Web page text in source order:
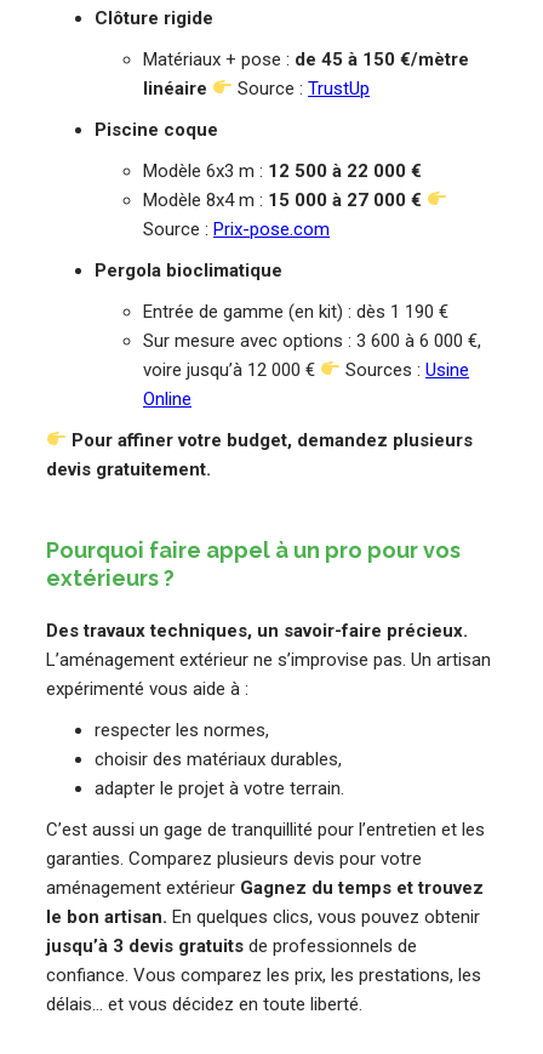
Clôture rigide
Matériaux + pose : de 45 à 150 €/mètre
linéaire
Source :TrustUp
Piscine coque
Modèle 6x3 m : 12 500 à 22 000 €
Modèle 8x4 m : 15 000 à 27 000 €
Source : Prix-pose.com
Pergola bioclimatique
Entrée de gamme (en kit) : dès 1 190 €
Sur mesure avec options : 3 600 à 6 000 €,
voire jusqu’à 12 000 €
Sources :Usine
Online
Pour affiner votre budget, demandez plusieurs
devis gratuitement.
Pourquoi faire appel à un pro pour vos
extérieurs ?
Des travaux techniques, un savoir-faire précieux.
L’aménagement extérieur ne s’improvise pas. Un artisan
expérimenté vous aide à :
respecter les normes,
choisir des matériaux durables,
adapter le projet à votre terrain.
C’est aussi un gage de tranquillité pour l’entretien et les
garanties. Comparez plusieurs devis pour votre
aménagement extérieur Gagnez du temps et trouvez
le bon artisan. En quelques clics, vous pouvez obtenir
jusqu’à 3 devis gratuits de professionnels de
confiance. Vous comparez les prix, les prestations, les
délais… et vous décidez en toute liberté.